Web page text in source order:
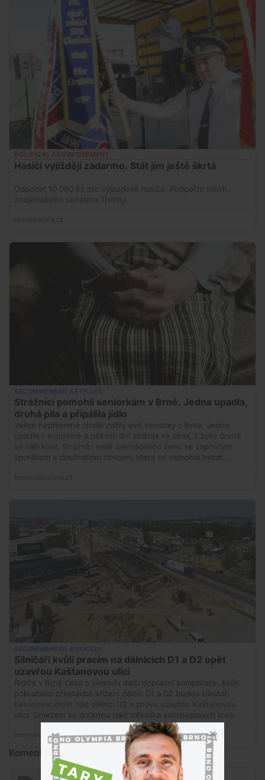
Komentáře